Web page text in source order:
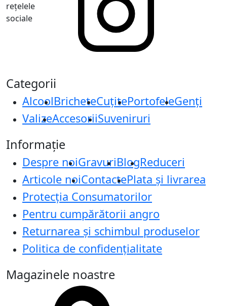
rețelele
sociale
Categorii
AlcoolBricheteCuțitePortofeleGenți
ValizeAccesoriiSuveniruri
Informație
Despre noiGravuriBlogReduceri
Articole noiContactePlata și livrarea
Protecţia Consumatorilor
Pentru cumpărătorii angro
Returnarea și schimbul produselor
Politica de confidențialitate
Magazinele noastre